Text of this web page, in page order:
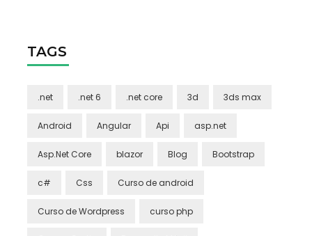
TAGS
.net .net 6 .net core 3d 3ds max
Android Angular Api asp.net
Asp.Net Core blazor Blog Bootstrap
c# Css Curso de android
Curso de Wordpress curso php